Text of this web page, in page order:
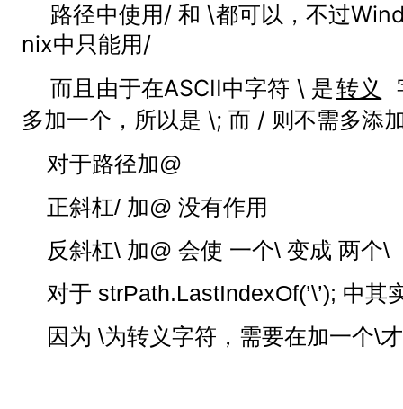
路径中使用/ 和 \都可以，不过
nix中只能用/
而且由于在ASCII中字符 \ 是转义
多加一个，所以是 \; 而 / 则不需多添
对于路径加@
正斜杠/ 加@ 没有作用
反斜杠\ 加@ 会使 一个\ 变成 两个\
对于 strPath.LastIndexOf(’\’); 中其
因为 \为转义字符，需要在加一个\